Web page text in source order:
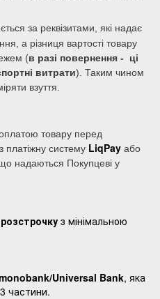
за реквізитами, які надає
а різниця вартості товару
(в разі повернення - ці
витрати). Таким чином
взуття.
товару перед
платіжну систему LiqPay або
що надаються Покупцеві у
з мінімальною
Universal Bank, яка
частини.